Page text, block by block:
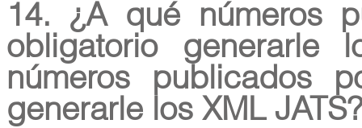
14. ¿A qué números
obligatorio generarle
números publicados
generarle los XML JATS?